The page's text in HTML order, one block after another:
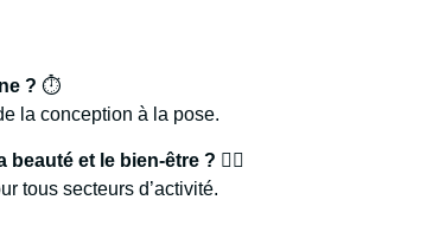
? ⏱️
la conception à la pose.
beauté et le bien-être ? 💇‍♂️
tous secteurs d’activité.